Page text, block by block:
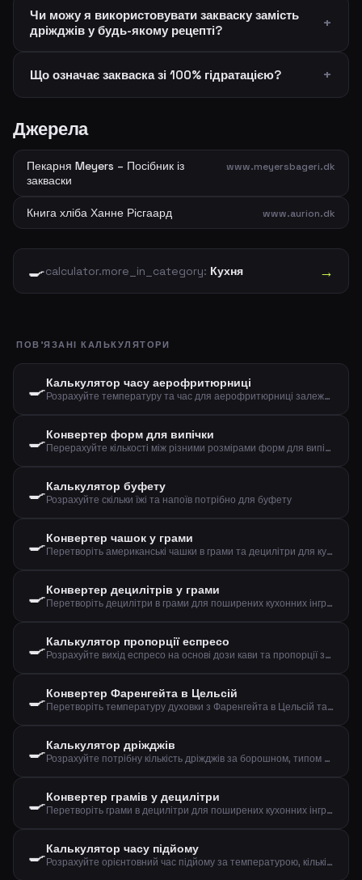
Чи можу я використовувати закваску замість
дріжджів у будь-якому рецепті?
Що означає закваска зі 100% гідратацією?
Джерела
Пекарня Meyers – Посібник із
закваски
www.meyersbageri.dk
Книга хліба Ханне Рісгаард www.aurion.dk
🍳calculator.more_in_category: Кухня →
ПОВ'ЯЗАНІ КАЛЬКУЛЯТОРИ
🍳Калькулятор часу аерофритюрниці
Розрахуйте температуру та час для аерофритюрниці залежно від типу їжі та кількості
🍳Конвертер форм для випічки
Перерахуйте кількості між різними розмірами форм для випічки за діаметром
🍳Калькулятор буфету
Розрахуйте скільки їжі та напоїв потрібно для буфету
🍳Конвертер чашок у грами
Перетворіть американські чашки в грами та децилітри для кухонних інгредієнтів
🍳Конвертер децилітрів у грами
Перетворіть децилітри в грами для поширених кухонних інгредієнтів
🍳Калькулятор пропорції еспресо
Розрахуйте вихід еспресо на основі дози кави та пропорції заварювання
🍳Конвертер Фаренгейта в Цельсій
Перетворіть температуру духовки з Фаренгейта в Цельсій та конвекцію
🍳Калькулятор дріжджів
Розрахуйте потрібну кількість дріжджів за борошном, типом дріжджів та часом підйому
🍳Конвертер грамів у децилітри
Перетворіть грами в децилітри для поширених кухонних інгредієнтів
🍳Калькулятор часу підйому
Розрахуйте орієнтовний час підйому за температурою, кількістю дріжджів та борошна